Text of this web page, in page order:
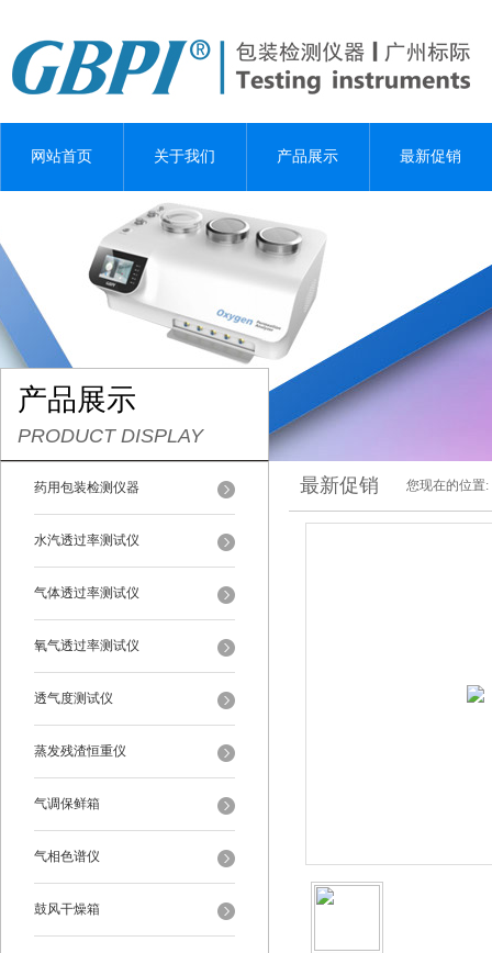
网站首页 关于我们 产品展示 最新促销
产品展示
PRODUCT DISPLAY
药用包装检测仪器
水汽透过率测试仪
气体透过率测试仪
氧气透过率测试仪
透气度测试仪
蒸发残渣恒重仪
气调保鲜箱
气相色谱仪
鼓风干燥箱
最新促销 您现在的位置: